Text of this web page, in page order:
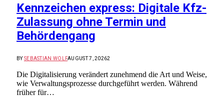
Kennzeichen express: Digitale Kfz-
Zulassung ohne Termin und
Behördengang
BY SEBASTIAN WOLFAUGUST 7, 20262
Die Digitalisierung verändert zunehmend die Art und Weise,
wie Verwaltungsprozesse durchgeführt werden. Während
früher für…